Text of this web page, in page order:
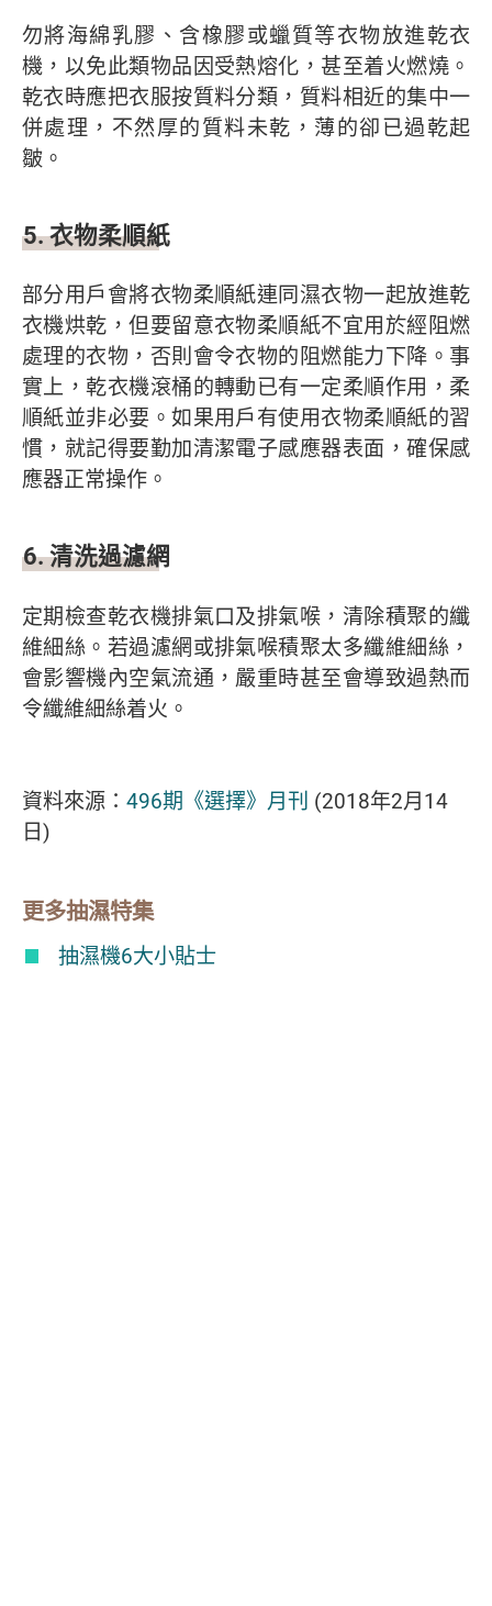
勿將海綿乳膠、含橡膠或蠟質等衣物放進乾衣
機，以免此類物品因受熱熔化，甚至着火燃燒。
乾衣時應把衣服按質料分類，質料相近的集中一
併處理，不然厚的質料未乾，薄的卻已過乾起
皺。
5. 衣物柔順紙
部分用戶會將衣物柔順紙連同濕衣物一起放進乾
衣機烘乾，但要留意衣物柔順紙不宜用於經阻燃
處理的衣物，否則會令衣物的阻燃能力下降。事
實上，乾衣機滾桶的轉動已有一定柔順作用，柔
順紙並非必要。如果用戶有使用衣物柔順紙的習
慣，就記得要勤加清潔電子感應器表面，確保感
應器正常操作。
6. 清洗過濾網
定期檢查乾衣機排氣口及排氣喉，清除積聚的纖
維細絲。若過濾網或排氣喉積聚太多纖維細絲，
會影響機內空氣流通，嚴重時甚至會導致過熱而
令纖維細絲着火。
資料來源： 496期《選擇》月刊 (2018年2月14
日)
更多抽濕特集
抽濕機6大小貼士